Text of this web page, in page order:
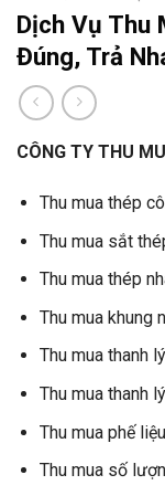
Dịch Vụ Thu
Đúng, Trả
CÔNG TY THU
Thu mua thép
Thu mua sắt
Thu mua thép
Thu mua khung
Thu mua thanh
Thu mua thanh
Thu mua phế
Thu mua số